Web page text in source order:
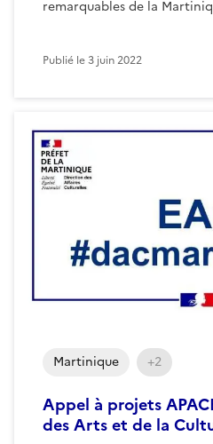
remarquables de la
Publié le3 juin 2022
Appel à projets
des Arts et de la
Martinique +2